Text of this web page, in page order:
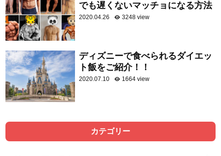
でも遅くないマッチョになる方法
2020.04.26 3248 view
ディズニーで食べられるダイエッ
ト飯をご紹介！！
2020.07.10 1664 view
カテゴリー